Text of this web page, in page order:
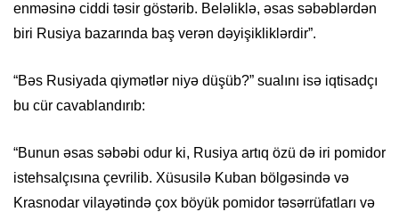
enməsinə ciddi təsir göstərib. Beləliklə, əsas səbəblərdən
biri Rusiya bazarında baş verən dəyişikliklərdir”.
“Bəs Rusiyada qiymətlər niyə düşüb?” sualını isə iqtisadçı
bu cür cavablandırıb:
“Bunun əsas səbəbi odur ki, Rusiya artıq özü də iri pomidor
istehsalçısına çevrilib. Xüsusilə Kuban bölgəsində və
Krasnodar vilayətində çox böyük pomidor təsərrüfatları və